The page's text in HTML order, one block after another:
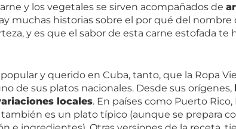
y los vegetales se sirven acompañados de
muchas historias sobre el por qué del nombre
y es que el sabor de esta carne estofada te
y querido en Cuba, tanto, que la Ropa
de sus platos nacionales. Desde sus orígenes,
locales. En países como Puerto Rico,
también es un plato típico (aunque se prepara